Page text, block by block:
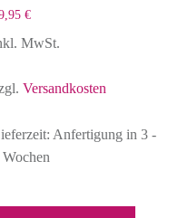
€
MwSt.
Versandkosten
Anfertigung in 3 -